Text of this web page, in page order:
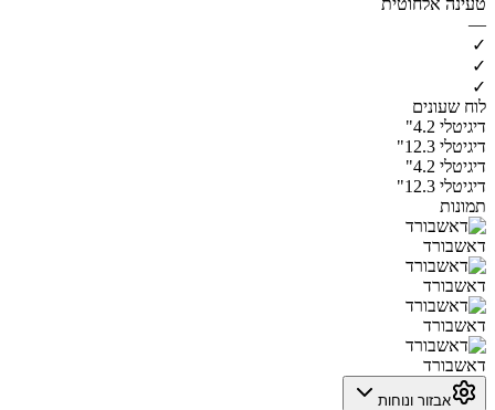
—
✓
✓
✓
לוח שעונים
דיגיטלי 4.2"
דיגיטלי 12.3"
דיגיטלי 4.2"
דיגיטלי 12.3"
תמונות
דאשבורד
דאשבורד
דאשבורד
דאשבורד
אבזור ונוחות